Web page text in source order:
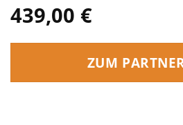
439,00 €
ZUM